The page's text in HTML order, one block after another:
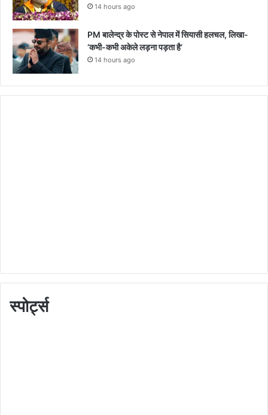
14 hours ago
PM बालेन्द्र के पोस्ट से नेपाल में सियासी हलचल, लिखा-
‘कभी-कभी अकेले लड़ना पड़ता है’
14 hours ago
स्पोर्ट्स